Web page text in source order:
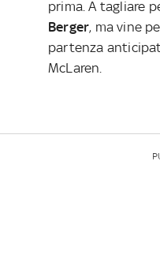
prima. A tagliare
Berger, ma vine
partenza
McLaren.